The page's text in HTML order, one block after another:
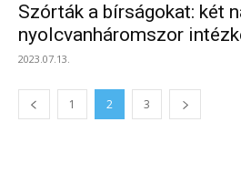
Szórták a bírságokat: két
nyolcvanháromszor
2023.07.13.
1 2 3